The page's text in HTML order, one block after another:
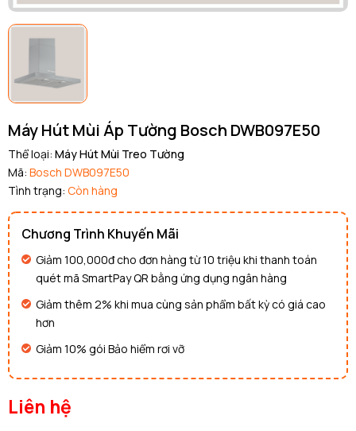
Máy Hút Mùi Áp Tường Bosch DWB097E50
Thể loại: Máy Hút Mùi Treo Tường
Mã: Bosch DWB097E50
Tình trạng: Còn hàng
Chương Trình Khuyến Mãi
Giảm 100,000đ cho đơn hàng từ 10 triệu khi thanh toán
quét mã SmartPay QR bằng ứng dụng ngân hàng
Giảm thêm 2% khi mua cùng sản phẩm bất kỳ có giá cao
hơn
Giảm 10% gói Bảo hiểm rơi vỡ
Liên hệ
Điều kiện: